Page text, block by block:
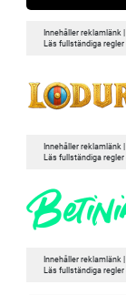
Innehåller reklamlänk
Läs fullständiga regler
Innehåller reklamlänk
Läs fullständiga
Innehåller reklamlänk
Läs fullständiga regler